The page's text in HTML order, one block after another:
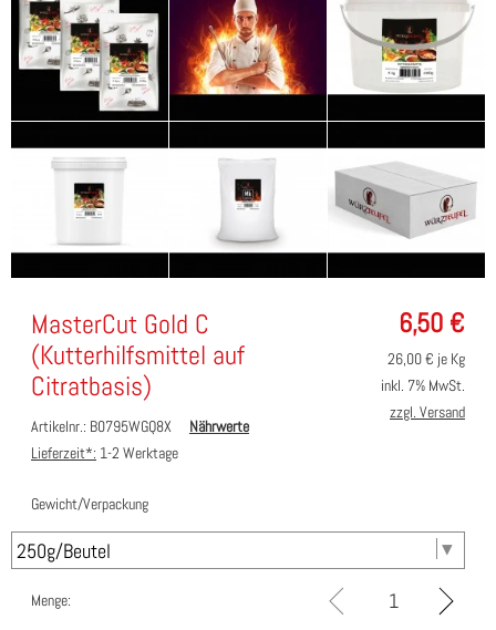
6,50 €
MasterCut Gold C
(Kutterhilfsmittel auf
Citratbasis)
Artikelnr.: B0795WGQ8X
Nährwerte
Lieferzeit*: 1-2 Werktage
26,00€ je Kg
inkl. 7% MwSt.
zzgl. Versand
Gewicht/Verpackung
Menge: